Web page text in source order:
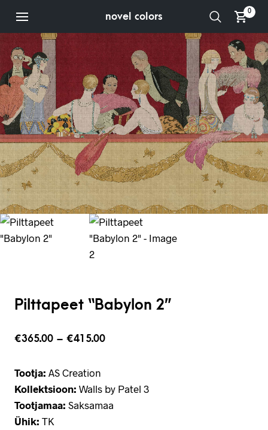
novel colors 0
Pilttapeet “Babylon 2”
€365.00 – €415.00
Tootja: AS Creation
Kollektsioon: Walls by Patel 3
Tootjamaa: Saksamaa
Ühik: TK